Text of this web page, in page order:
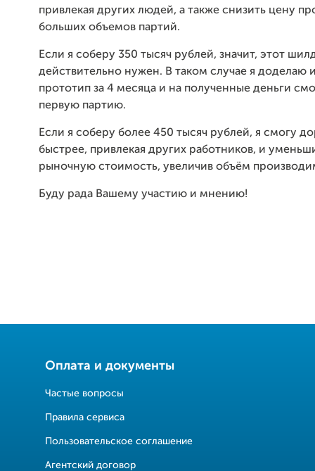
привлекая других людей, а также снизить цену
больших объемов партий.
Если я соберу 350 тысяч рублей, значит, этот
действительно нужен. В таком случае я
прототип за 4 месяца и на полученные деньги
первую партию.
Если я соберу более 450 тысяч рублей, я смогу
быстрее, привлекая других работников, и
рыночную стоимость, увеличив объём
Буду рада Вашему участию и мнению!
Оплата и документы
Частые вопросы
Правила сервиса
Пользовательское соглашение
Агентский договор